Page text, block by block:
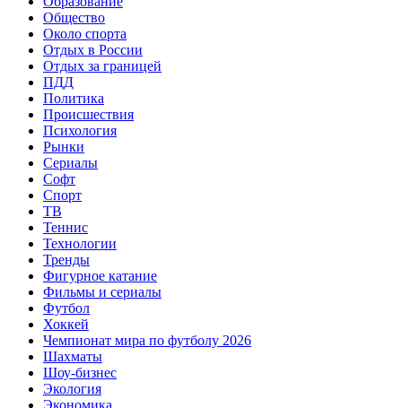
Общество
Около спорта
Отдых в России
Отдых за границей
ПДД
Политика
Происшествия
Психология
Рынки
Сериалы
Софт
Спорт
ТВ
Теннис
Технологии
Тренды
Фигурное катание
Фильмы и сериалы
Футбол
Хоккей
Чемпионат мира по футболу 2026
Шахматы
Шоу-бизнес
Экология
Экономика